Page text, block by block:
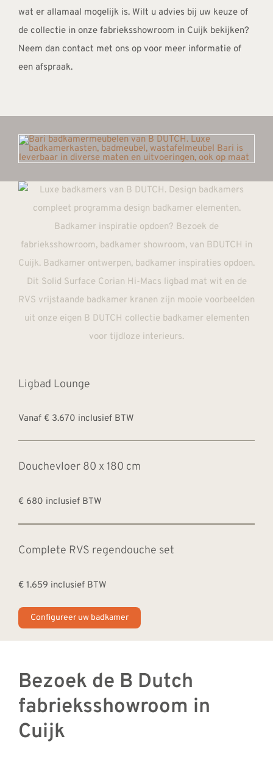
wat er allamaal mogelijk is. Wilt u advies bij uw keuze of
de collectie in onze fabrieksshowroom in Cuijk bekijken?
Neem dan contact met ons op voor meer informatie of
een afspraak.
Ligbad Lounge
Vanaf € 3.670 inclusief BTW
Douchevloer 80 x 180 cm
€ 680 inclusief BTW
Complete RVS regendouche set
€ 1.659 inclusief BTW
Configureer uw badkamer
Bezoek de B Dutch
fabrieksshowroom in
Cuijk